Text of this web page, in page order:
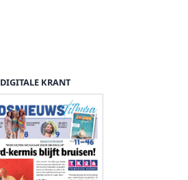
DIGITALE KRANT